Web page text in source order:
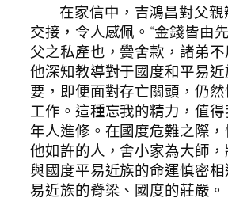
在家信中，吉鴻昌對父
交接，令人感佩。“金錢皆由
父之私產也，黌舍款，諸弟不
他深知教導對于國度和平易
要，即便面對存亡關頭，仍
工作。這種忘我的精力，值
年人進修。在國度危難之際
他如許的人，舍小家為大師
與國度平易近族的命運慎密
易近族的脊梁、國度的莊嚴。